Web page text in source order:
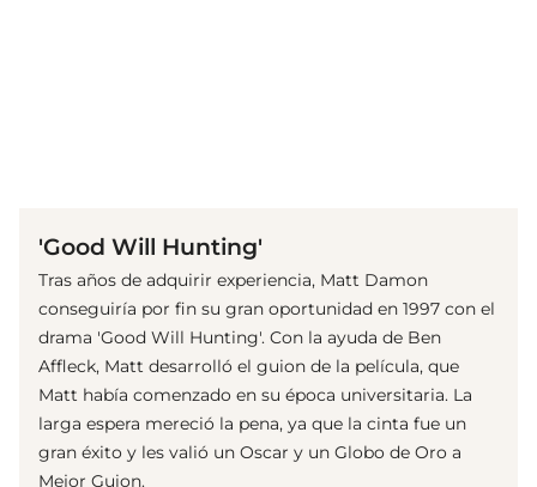
'Good Will Hunting'
Tras años de adquirir experiencia, Matt Damon
conseguiría por fin su gran oportunidad en 1997 con el
drama 'Good Will Hunting'. Con la ayuda de Ben
Affleck, Matt desarrolló el guion de la película, que
Matt había comenzado en su época universitaria. La
larga espera mereció la pena, ya que la cinta fue un
gran éxito y les valió un Oscar y un Globo de Oro a
Mejor Guion.